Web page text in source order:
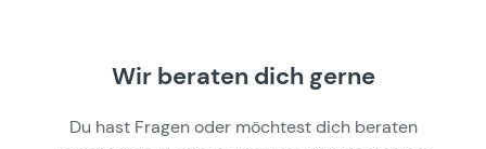
Wir beraten dich gerne
Du hast Fragen oder möchtest dich beraten